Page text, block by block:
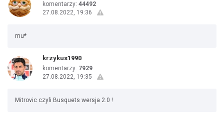
komentarzy: 44492
27.08.2022, 19:36
mu*
krzykus1990
komentarzy: 7929
27.08.2022, 19:35
Mitrovic czyli Busquets wersja 2.0 !